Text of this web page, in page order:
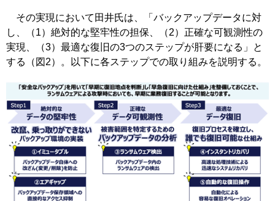
その実現において田井氏は、「バックアップデータに対
し、（1）絶対的な堅牢性の担保、（2）正確な可観測性の
実現、（3）最適な復旧の3つのステップが肝要になる」と
する（図2）。以下に各ステップでの取り組みを説明する。